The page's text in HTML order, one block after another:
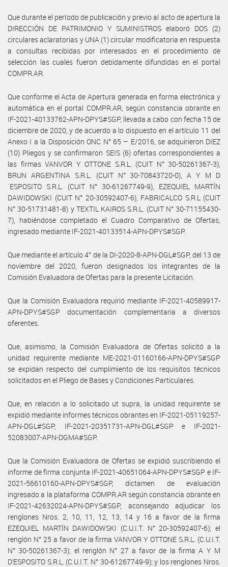
Que durante el período de publicación y previo al acto de apertura la
DIRECCIÓN DE PATRIMONIO Y SUMINISTROS elaboró DOS (2)
circulares aclaratorias y UNA (1) circular modificatoria en respuesta
a consultas recibidas por interesados en el procedimiento de
selección las cuales fueron debidamente difundidas en el portal
COMPR.AR.
Que conforme el Acta de Apertura generada en forma electrónica y
automática en el portal COMPR.AR, según constancia obrante en
IF-2021-40133762-APN-DPYS#SGP, llevada a cabo con fecha 15 de
diciembre de 2020, y de acuerdo a lo dispuesto en el artículo 11 del
Anexo I a la Disposición ONC N° 65 – E/2016, se adquirieron DIEZ
(10) Pliegos y se confirmaron SEIS (6) ofertas correspondientes a
las firmas VANVOR Y OTTONE S.R.L. (CUIT N° 30-50261367-3),
BRUN ARGENTINA S.R.L. (CUIT N° 30-70843720-0), A Y M D
´ESPOSITO S.R.L. (CUIT N° 30-61267749-9), EZEQUIEL MARTÍN
DAWIDOWSKI (CUIT N° 20-30592407-6), FABRICALCO S.R.L (CUIT
N° 30-51731481-8) y TEXTIL KAIROS S.R.L. (CUIT N° 30-71155430-
7), habiéndose completado el Cuadro Comparativo de Ofertas,
ingresado mediante IF-2021-40133514-APN-DPYS#SGP.
Que mediante el artículo 4° de la DI-2020-8-APN-DGL#SGP, del 13 de
noviembre del 2020, fueron designados los integrantes de la
Comisión Evaluadora de Ofertas para la presente Licitación.
Que la Comisión Evaluadora requirió mediante IF-2021-40589917-
APN-DPYS#SGP documentación complementaria a diversos
oferentes.
Que, asimismo, la Comisión Evaluadora de Ofertas solicitó a la
unidad requirente mediante ME-2021-01160166-APN-DPYS#SGP
se expidan respecto del cumplimiento de los requisitos técnicos
solicitados en el Pliego de Bases y Condiciones Particulares.
Que, en relación a lo solicitado ut supra, la unidad requirente se
expidió mediante informes técnicos obrantes en IF-2021-05119257-
APN-DGL#SGP, IF-2021-20351731-APN-DGL#SGP e IF-2021-
52083007-APN-DGMA#SGP.
Que la Comisión Evaluadora de Ofertas se expidió suscribiendo el
informe de firma conjunta IF-2021-40651064-APN-DPYS#SGP e IF-
2021-56610160-APN-DPYS#SGP, dictamen de evaluación
ingresado a la plataforma COMPR.AR según constancia obrante en
IF-2021-42632024-APN-DPYS#SGP, aconsejando adjudicar los
renglones Nros. 2, 10, 11, 12, 13, 14 y 16 a favor de la firma
EZEQUIEL MARTÍN DAWIDOWSKI (C.U.I.T. N° 20-30592407-6); el
renglón N° 25 a favor de la firma VANVOR Y OTTONE S.R.L. (C.U.I.T.
N° 30-50261367-3); el renglón N° 27 a favor de la firma A Y M
D’ESPOSITO S.R.L. (C.U.I.T. N° 30-61267749-9); y los renglones Nros.